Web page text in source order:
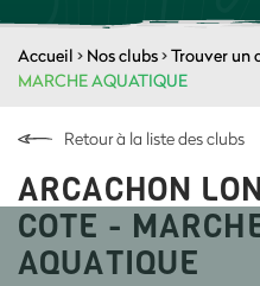
Accueil > Nos clubs>Trouver un
MARCHE AQUATIQUE
Retour à la liste des clubs
ARCACHON
COTE -
AQUATIQUE